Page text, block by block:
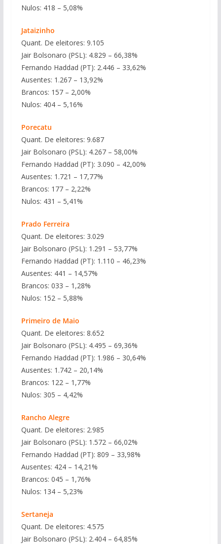
Nulos: 418 – 5,08%
Jataizinho
Quant. De eleitores: 9.105
Jair Bolsonaro (PSL): 4.829 – 66,38%
Fernando Haddad (PT): 2.446 – 33,62%
Ausentes: 1.267 – 13,92%
Brancos: 157 – 2,00%
Nulos: 404 – 5,16%
Porecatu
Quant. De eleitores: 9.687
Jair Bolsonaro (PSL): 4.267 – 58,00%
Fernando Haddad (PT): 3.090 – 42,00%
Ausentes: 1.721 – 17,77%
Brancos: 177 – 2,22%
Nulos: 431 – 5,41%
Prado Ferreira
Quant. De eleitores: 3.029
Jair Bolsonaro (PSL): 1.291 – 53,77%
Fernando Haddad (PT): 1.110 – 46,23%
Ausentes: 441 – 14,57%
Brancos: 033 – 1,28%
Nulos: 152 – 5,88%
Primeiro de Maio
Quant. De eleitores: 8.652
Jair Bolsonaro (PSL): 4.495 – 69,36%
Fernando Haddad (PT): 1.986 – 30,64%
Ausentes: 1.742 – 20,14%
Brancos: 122 – 1,77%
Nulos: 305 – 4,42%
Rancho Alegre
Quant. De eleitores: 2.985
Jair Bolsonaro (PSL): 1.572 – 66,02%
Fernando Haddad (PT): 809 – 33,98%
Ausentes: 424 – 14,21%
Brancos: 045 – 1,76%
Nulos: 134 – 5,23%
Sertaneja
Quant. De eleitores: 4.575
Jair Bolsonaro (PSL): 2.404 – 64,85%